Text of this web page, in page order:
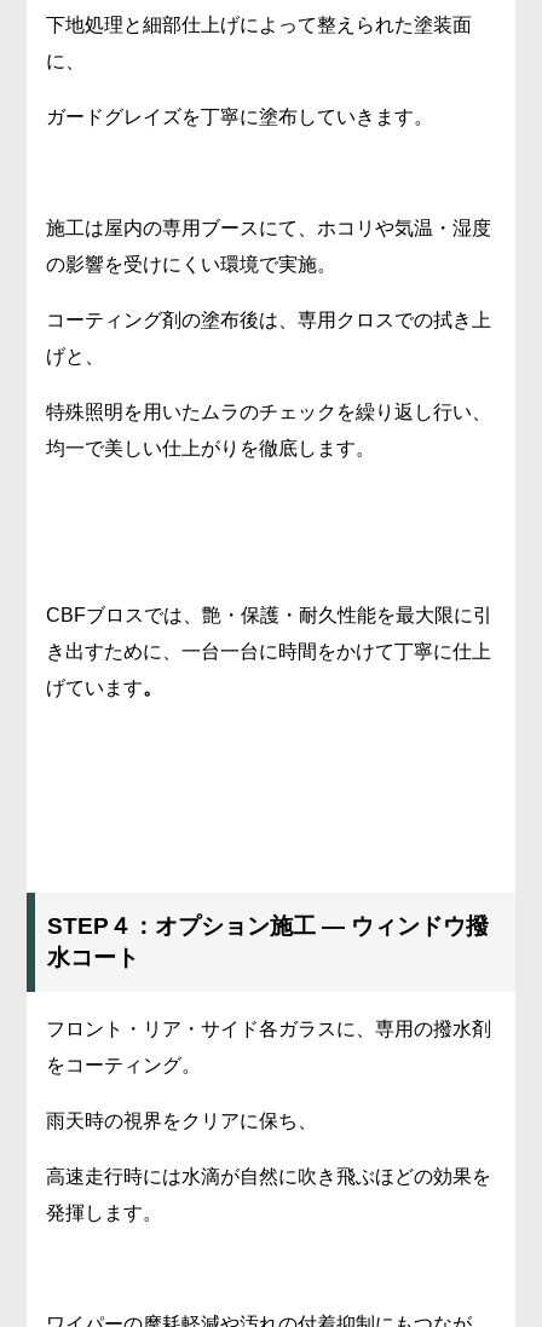
下地処理と細部仕上げによって整えられた塗装面
に、
ガードグレイズを丁寧に塗布していきます。
施工は屋内の専用ブースにて、ホコリや気温・湿度
の影響を受けにくい環境で実施。
コーティング剤の塗布後は、専用クロスでの拭き上
げと、
特殊照明を用いたムラのチェックを繰り返し行い、
均一で美しい仕上がりを徹底します。
CBFブロスでは、艶・保護・耐久性能を最大限に引
き出すために、一台一台に時間をかけて丁寧に仕上
げています。
STEP４：オプション施工 ― ウィンドウ撥
水コート
フロント・リア・サイド各ガラスに、専用の撥水剤
をコーティング。
雨天時の視界をクリアに保ち、
高速走行時には水滴が自然に吹き飛ぶほどの効果を
発揮します。